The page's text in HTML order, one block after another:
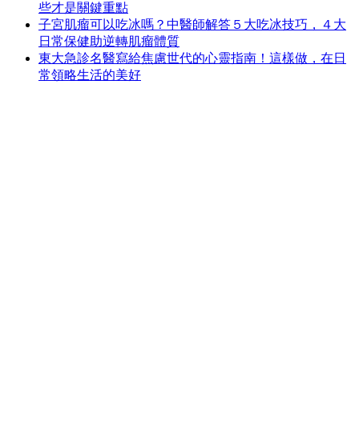
些才是關鍵重點
子宮肌瘤可以吃冰嗎？中醫師解答５大吃冰技巧，４大
日常保健助逆轉肌瘤體質
東大急診名醫寫給焦慮世代的心靈指南！這樣做，在日
常領略生活的美好